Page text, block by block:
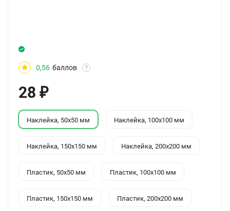
0,56 баллов ?
28 ₽
Наклейка, 50x50 мм Наклейка, 100x100 мм
Наклейка, 150x150 мм Наклейка, 200x200 мм
Пластик, 50x50 мм Пластик, 100x100 мм
Пластик, 150x150 мм Пластик, 200x200 мм